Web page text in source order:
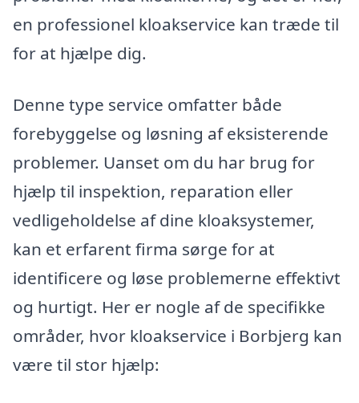
en professionel kloakservice kan træde til
for at hjælpe dig.
Denne type service omfatter både
forebyggelse og løsning af eksisterende
problemer. Uanset om du har brug for
hjælp til inspektion, reparation eller
vedligeholdelse af dine kloaksystemer,
kan et erfarent firma sørge for at
identificere og løse problemerne effektivt
og hurtigt. Her er nogle af de specifikke
områder, hvor kloakservice i Borbjerg kan
være til stor hjælp: